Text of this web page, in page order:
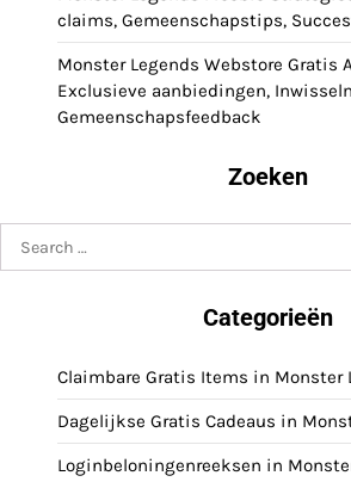
claims, Gemeenschapstips,
Monster Legends Webstore Gratis
Exclusieve aanbiedingen,
Gemeenschapsfeedback
Zoeken
for:
Categorieën
Claimbare Gratis Items in Monster
Dagelijkse Gratis Cadeaus in
Loginbeloningenreeksen in